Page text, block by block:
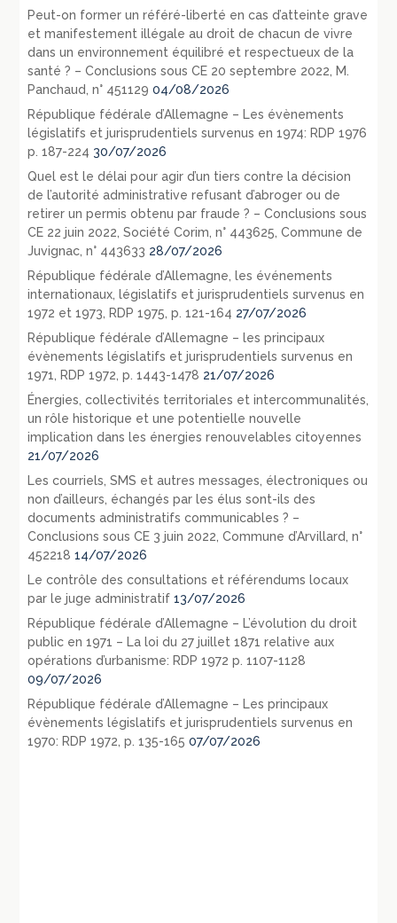
Peut-on former un référé-liberté en cas d’atteinte grave
et manifestement illégale au droit de chacun de vivre
dans un environnement équilibré et respectueux de la
santé ? – Conclusions sous CE 20 septembre 2022, M.
Panchaud, n° 451129 04/08/2026
République fédérale d’Allemagne – Les évènements
législatifs et jurisprudentiels survenus en 1974: RDP 1976
p. 187-224 30/07/2026
Quel est le délai pour agir d’un tiers contre la décision
de l’autorité administrative refusant d’abroger ou de
retirer un permis obtenu par fraude ? – Conclusions sous
CE 22 juin 2022, Société Corim, n° 443625, Commune de
Juvignac, n° 443633 28/07/2026
République fédérale d’Allemagne, les événements
internationaux, législatifs et jurisprudentiels survenus en
1972 et 1973, RDP 1975, p. 121-164 27/07/2026
République fédérale d’Allemagne – les principaux
évènements législatifs et jurisprudentiels survenus en
1971, RDP 1972, p. 1443-1478 21/07/2026
Énergies, collectivités territoriales et intercommunalités,
un rôle historique et une potentielle nouvelle
implication dans les énergies renouvelables citoyennes
21/07/2026
Les courriels, SMS et autres messages, électroniques ou
non d’ailleurs, échangés par les élus sont-ils des
documents administratifs communicables ? –
Conclusions sous CE 3 juin 2022, Commune d’Arvillard, n°
452218 14/07/2026
Le contrôle des consultations et référendums locaux
par le juge administratif 13/07/2026
République fédérale d’Allemagne – L’évolution du droit
public en 1971 – La loi du 27 juillet 1871 relative aux
opérations d’urbanisme: RDP 1972 p. 1107-1128
09/07/2026
République fédérale d’Allemagne – Les principaux
évènements législatifs et jurisprudentiels survenus en
1970: RDP 1972, p. 135-165 07/07/2026